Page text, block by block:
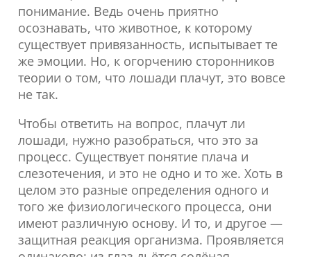
понимание. Ведь очень приятно
осознавать, что животное, к которому
существует привязанность, испытывает те
же эмоции. Но, к огорчению сторонников
теории о том, что лошади плачут, это вовсе
не так.
Чтобы ответить на вопрос, плачут ли
лошади, нужно разобраться, что это за
процесс. Существует понятие плача и
слезотечения, и это не одно и то же. Хоть в
целом это разные определения одного и
того же физиологического процесса, они
имеют различную основу. И то, и другое —
защитная реакция организма. Проявляется